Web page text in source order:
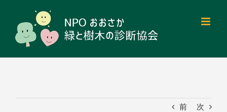
content
前 次